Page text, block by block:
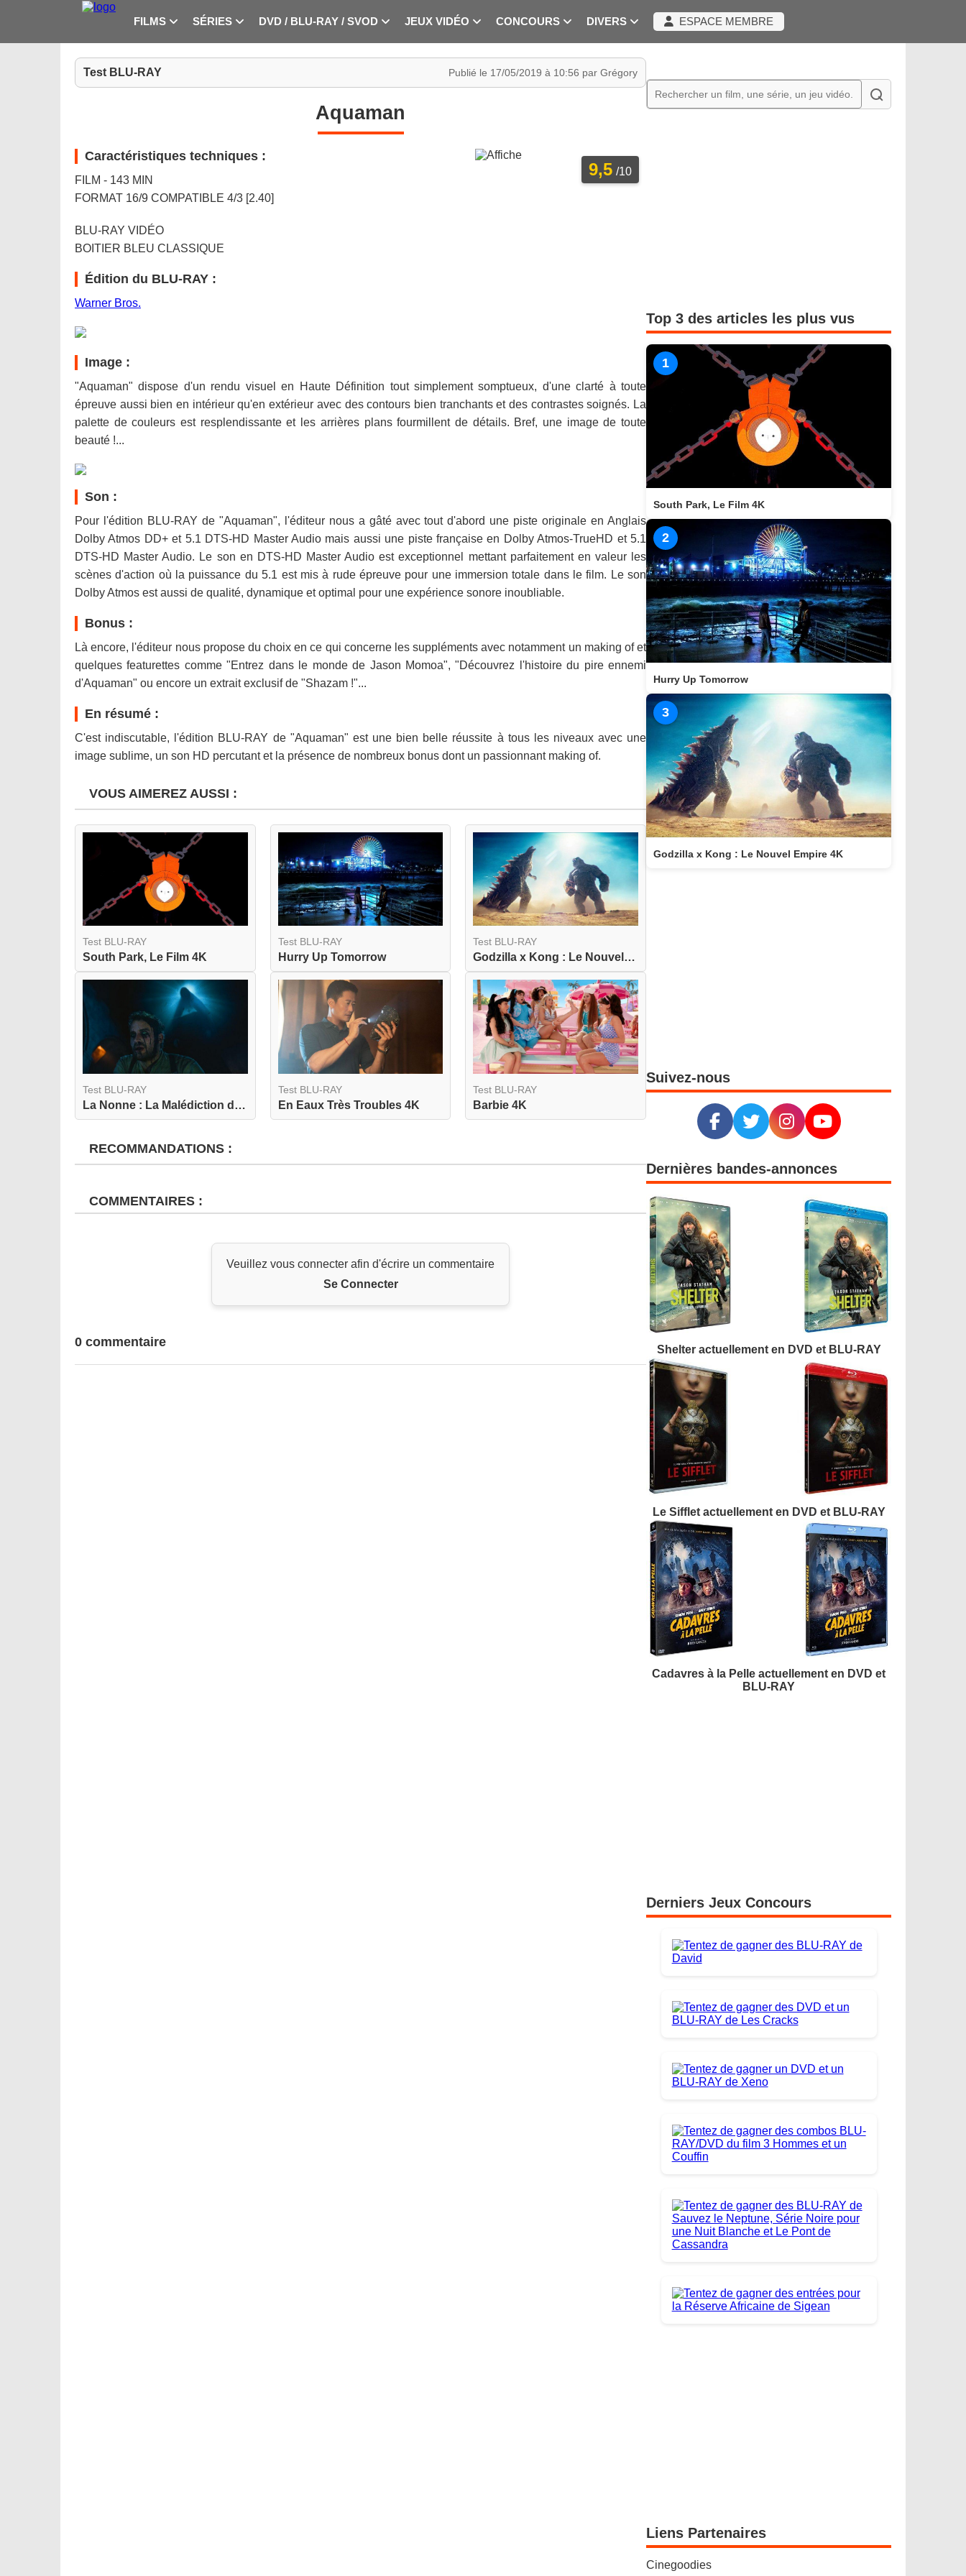
FILMS SÉRIES DVD / BLU-RAY / SVOD JEUX VIDÉO CONCOURS DIVERS ESPACE MEMBRE
Test BLU-RAY Publié le 17/05/2019 à 10:56 par Grégory
Aquaman
9,5 /10
Caractéristiques techniques :
FILM - 143 MIN
FORMAT 16/9 COMPATIBLE 4/3 [2.40]
BLU-RAY VIDÉO
BOITIER BLEU CLASSIQUE
Édition du BLU-RAY :
Warner Bros.
Image :
"Aquaman" dispose d'un rendu visuel en Haute Définition tout simplement somptueux, d'une clarté à toute
épreuve aussi bien en intérieur qu'en extérieur avec des contours bien tranchants et des contrastes soignés. La
palette de couleurs est resplendissante et les arrières plans fourmillent de détails. Bref, une image de toute
beauté !...
Son :
Pour l'édition BLU-RAY de "Aquaman", l'éditeur nous a gâté avec tout d'abord une piste originale en Anglais
Dolby Atmos DD+ et 5.1 DTS-HD Master Audio mais aussi une piste française en Dolby Atmos-TrueHD et 5.1
DTS-HD Master Audio. Le son en DTS-HD Master Audio est exceptionnel mettant parfaitement en valeur les
scènes d'action où la puissance du 5.1 est mis à rude épreuve pour une immersion totale dans le film. Le son
Dolby Atmos est aussi de qualité, dynamique et optimal pour une expérience sonore inoubliable.
Bonus :
Là encore, l'éditeur nous propose du choix en ce qui concerne les suppléments avec notamment un making of et
quelques featurettes comme "Entrez dans le monde de Jason Momoa", "Découvrez l'histoire du pire ennemi
d'Aquaman" ou encore un extrait exclusif de "Shazam !"...
En résumé :
C'est indiscutable, l'édition BLU-RAY de "Aquaman" est une bien belle réussite à tous les niveaux avec une
image sublime, un son HD percutant et la présence de nombreux bonus dont un passionnant making of.
VOUS AIMEREZ AUSSI :
Test BLU-RAY
South Park, Le Film 4K
Test BLU-RAY
Hurry Up Tomorrow
Test BLU-RAY
Godzilla x Kong : Le Nouvel Empire 4K
Test BLU-RAY
La Nonne : La Malédiction de Sainte Lucie 4K
Test BLU-RAY
En Eaux Très Troubles 4K
Test BLU-RAY
Barbie 4K
RECOMMANDATIONS :
COMMENTAIRES :
Veuillez vous connecter afin d'écrire un commentaire
Se Connecter
0 commentaire
Top 3 des articles les plus vus
1
South Park, Le Film 4K
2
Hurry Up Tomorrow
3
Godzilla x Kong : Le Nouvel Empire 4K
Suivez-nous
Dernières bandes-annonces
Shelter actuellement en DVD et BLU-RAY
Le Sifflet actuellement en DVD et BLU-RAY
Cadavres à la Pelle actuellement en DVD et
BLU-RAY
Derniers Jeux Concours
Liens Partenaires
Cinegoodies